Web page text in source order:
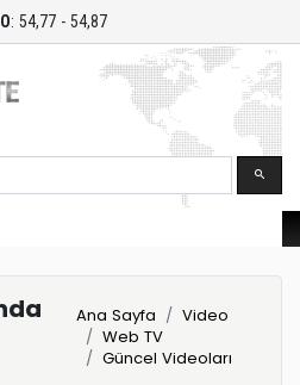
: 54,77 - 54,87
Ana Sayfa
Video
Web TV
Güncel Videoları